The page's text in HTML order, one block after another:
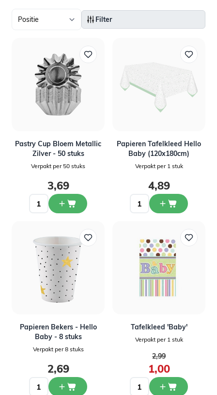
Filter
Pastry Cup Bloem Metallic
Zilver - 50 stuks
Verpakt per 50 stuks
3,69
Papieren Tafelkleed Hello
Baby (120x180cm)
Verpakt per 1 stuk
4,89
Papieren Bekers - Hello
Baby - 8 stuks
Verpakt per 8 stuks
2,69
Tafelkleed 'Baby'
Verpakt per 1 stuk
Speciale prijs
1,00
Normale prijs
2,99